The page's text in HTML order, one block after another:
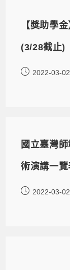
【獎助學
(3/28截止)
2022-03-02
國立臺灣
術演講一覽
2022-03-02